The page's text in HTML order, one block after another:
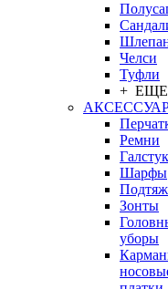
Челси
Туфли
+ ЕЩЕ
Ремни
Шарфы
Зонты
уборы